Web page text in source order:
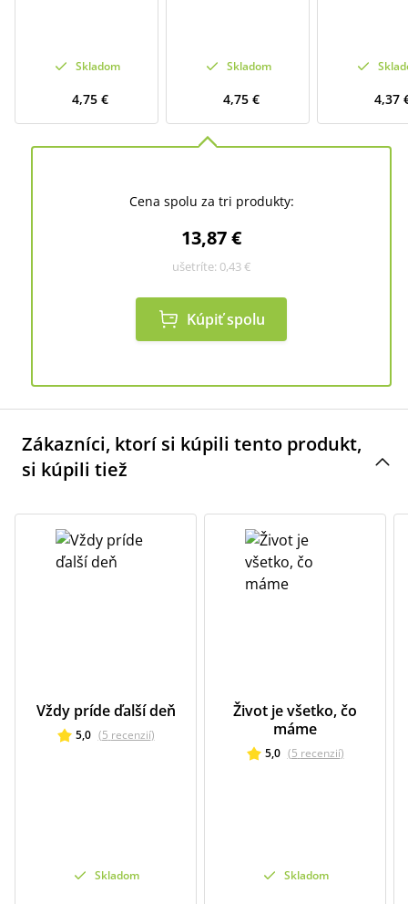
Skladom
4,75 €
Skladom
4,75 € 4,37
Cena spolu za tri produkty:
13,87 €
ušetríte: 0,43 €
Kúpiť spolu
Zákazníci, ktorí si kúpili tento produkt,
si kúpili tiež
Vždy príde ďalší deň
5,0 (5 recenzií)
Skladom
Život je všetko, čo
máme
5,0 (5 recenzií)
Skladom